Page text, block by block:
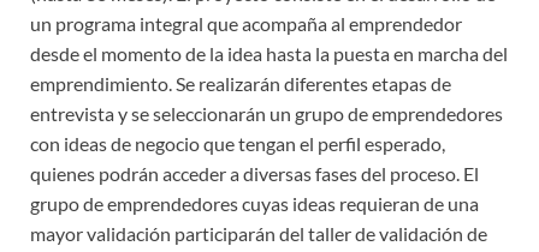
un programa integral que acompaña al emprendedor
desde el momento de la idea hasta la puesta en marcha del
emprendimiento. Se realizarán diferentes etapas de
entrevista y se seleccionarán un grupo de emprendedores
con ideas de negocio que tengan el perfil esperado,
quienes podrán acceder a diversas fases del proceso. El
grupo de emprendedores cuyas ideas requieran de una
mayor validación participarán del taller de validación de